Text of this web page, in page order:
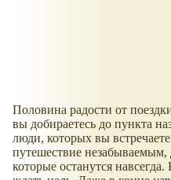
Половина радости от
вы добираетесь до пункта
люди, которых вы
путешествие
которые останутся